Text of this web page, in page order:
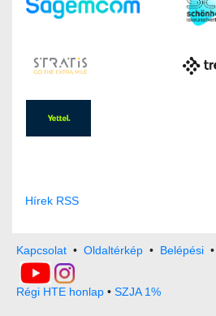
Hírek RSS
Kapcsolat • Oldaltérkép • Belépési •
Régi HTE honlap • SZJA 1%